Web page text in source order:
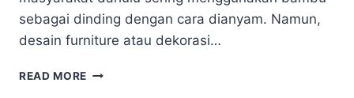
sebagai dinding dengan cara dianyam. Namun,
desain furniture atau dekorasi…
READ MORE APLIKASI